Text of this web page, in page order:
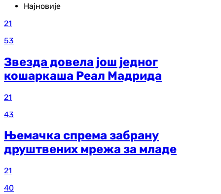
Најновије
21
53
Звезда довела још једног
кошаркаша Реал Мадрида
21
43
Њемачка спрема забрану
друштвених мрежа за младе
21
40